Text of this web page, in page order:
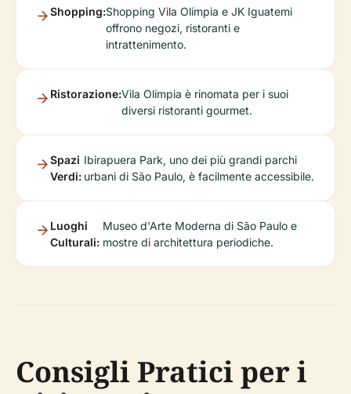
Shopping:Shopping Vila Olímpia e JK Iguatemi
offrono negozi, ristoranti e
intrattenimento.
Ristorazione:Vila Olímpia è rinomata per i suoi
diversi ristoranti gourmet.
Spazi
Verdi:
Ibirapuera Park, uno dei più grandi parchi
urbani di São Paulo, è facilmente accessibile.
Luoghi
Culturali:
Museo d'Arte Moderna di São Paulo e
mostre di architettura periodiche.
Consigli Pratici per i